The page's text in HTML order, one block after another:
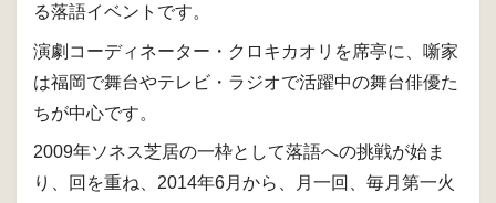
る落語イベントです。
演劇コーディネーター・クロキカオリを席亭に、噺家
は福岡で舞台やテレビ・ラジオで活躍中の舞台俳優た
ちが中心です。
2009年ソネス芝居の一枠として落語への挑戦が始ま
り、回を重ね、2014年6月から、月一回、毎月第一火